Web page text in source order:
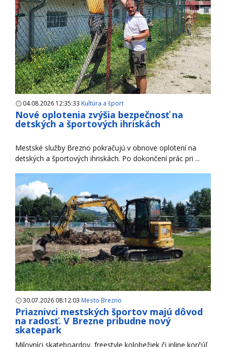
04.08.2026 12:35:33 Kultúra a šport
Nové oplotenia zvýšia bezpečnosť na
detských a športových ihriskách
Mestské služby Brezno pokračujú v obnove oplotení na
detských a športových ihriskách. Po dokončení prác pri ...
30.07.2026 08:12:03 Mesto Brezno
Priaznivci mestských športov majú dôvod
na radosť. V Brezne pribudne nový
skatepark
Milovníci skateboardov, freestyle kolobežiek či inline korčúľ